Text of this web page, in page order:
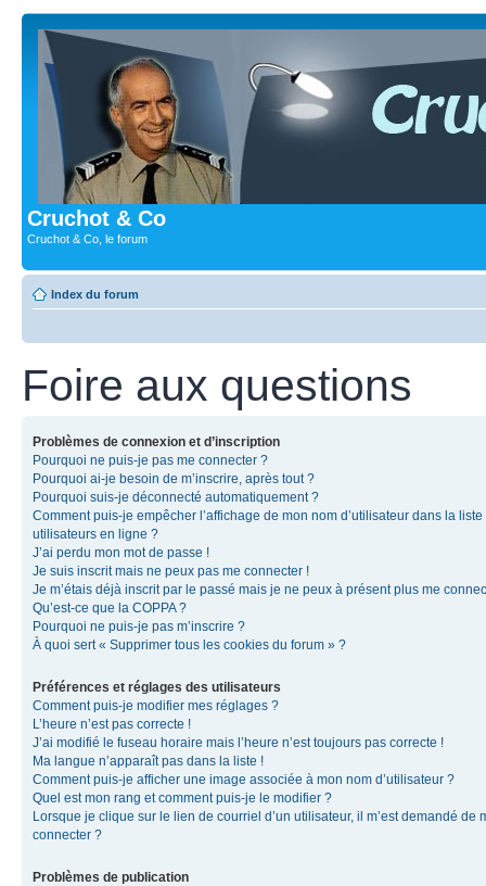
Cruchot & Co
Cruchot & Co, le forum
Index du forum
Foire aux questions
Problèmes de connexion et d’inscription
Pourquoi ne puis-je pas me connecter ?
Pourquoi ai-je besoin de m’inscrire, après tout ?
Pourquoi suis-je déconnecté automatiquement ?
Comment puis-je empêcher l’affichage de mon nom d’utilisateur dans la liste
utilisateurs en ligne ?
J’ai perdu mon mot de passe !
Je suis inscrit mais ne peux pas me connecter !
Je m’étais déjà inscrit par le passé mais je ne peux à présent plus me
Qu’est-ce que la COPPA ?
Pourquoi ne puis-je pas m’inscrire ?
À quoi sert « Supprimer tous les cookies du forum » ?
Préférences et réglages des utilisateurs
Comment puis-je modifier mes réglages ?
L’heure n’est pas correcte !
J’ai modifié le fuseau horaire mais l’heure n’est toujours pas correcte !
Ma langue n’apparaît pas dans la liste !
Comment puis-je afficher une image associée à mon nom d’utilisateur ?
Quel est mon rang et comment puis-je le modifier ?
Lorsque je clique sur le lien de courriel d’un utilisateur, il m’est demandé de
connecter ?
Problèmes de publication